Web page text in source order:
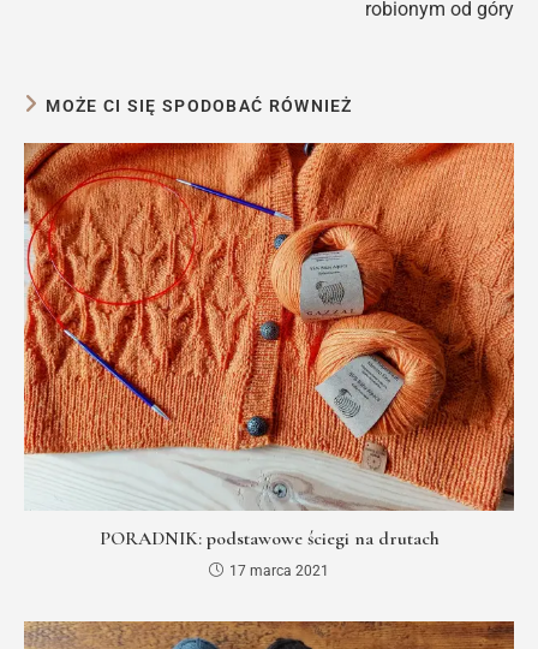
robionym od góry
MOŻE CI SIĘ SPODOBAĆ RÓWNIEŻ
PORADNIK: podstawowe ściegi na drutach
17 marca 2021